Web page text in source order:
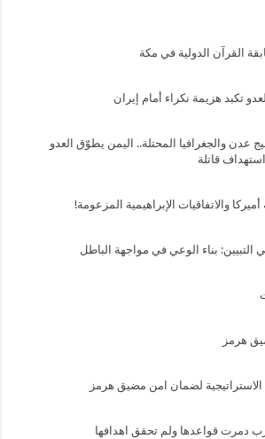
تكبد هزيمة نكراء أمام إيران
عدن والجغرافيا المحتلة.. اليمن يطوّق العدو
قاتلة
والاتفاقيات الإبراهيمية المزعومة!
التبيين: بناء الوعي في مواجهة الباطل
هرمز
الاستراتيجية لضمان امن مضيق هرمز
دمرت قواعدها ولم تحقق اهدافها